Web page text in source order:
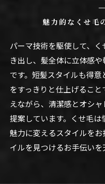
魅力的なくせ毛
パーマ技術を駆使して、
き出し、髪全体に立体感
です。短髪スタイルも得
をすっきりと仕上げるこ
えながら、清潔感とオシ
提案しています。くせ毛は
魅力に変えるスタイルを
イルを見つけるお手伝いを